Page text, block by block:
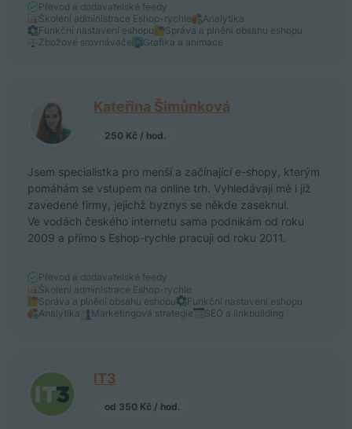
Převod a dodavatelské feedy
Školení administrace Eshop-rychle
Analytika
Funkční nastavení eshopu
Správa a plnění obsahu eshopu
Zbožové srovnávače
Grafika a animace
Kateřina Šimůnková
250 Kč / hod.
Jsem specialistka pro menší a začínající e-shopy, kterým
pomáhám se vstupem na online trh. Vyhledávají mě i již
zavedené firmy, jejichž byznys se někde zaseknul.
Ve vodách českého internetu sama podnikám od roku
2009 a přímo s Eshop-rychle pracuji od roku 2011.
Převod a dodavatelské feedy
Školení administrace Eshop-rychle
Správa a plnění obsahu eshopu
Funkční nastavení eshopu
Analytika
Marketingová strategie SEO a linkbuilding
IT3
od 350 Kč / hod.